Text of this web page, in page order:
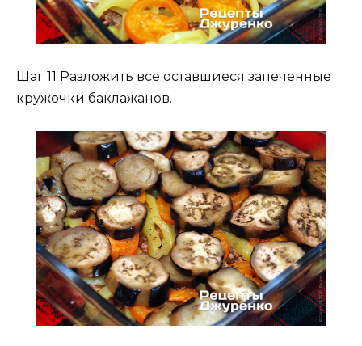
Шаг 11 Разложить все оставшиеся запеченные
кружочки баклажанов.